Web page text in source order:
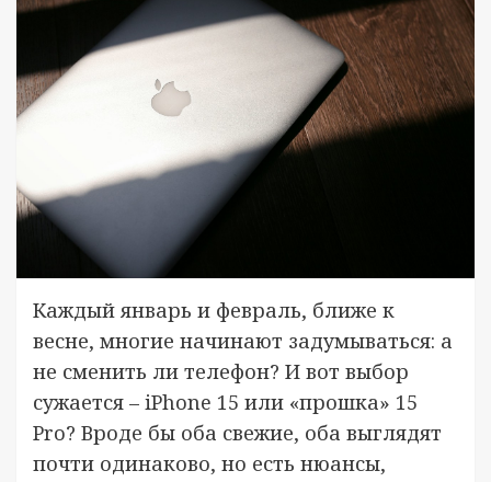
Каждый январь и февраль, ближе к
весне, многие начинают задумываться: а
не сменить ли телефон? И вот выбор
сужается – iPhone 15 или «прошка» 15
Pro? Вроде бы оба свежие, оба выглядят
почти одинаково, но есть нюансы,